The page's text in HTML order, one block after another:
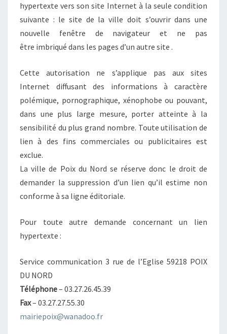
hypertexte vers son site Internet à la seule condition
suivante : le site de la ville doit s’ouvrir dans une
nouvelle fenêtre de navigateur et ne pas
être imbriqué dans les pages d’un autre site .
Cette autorisation ne s’applique pas aux sites
Internet diffusant des informations à caractère
polémique, pornographique, xénophobe ou pouvant,
dans une plus large mesure, porter atteinte à la
sensibilité du plus grand nombre. Toute utilisation de
lien à des fins commerciales ou publicitaires est
exclue.
La ville de Poix du Nord se réserve donc le droit de
demander la suppression d’un lien qu’il estime non
conforme à sa ligne éditoriale.
Pour toute autre demande concernant un lien
hypertexte :
Service communication 3 rue de l’Eglise 59218 POIX
DU NORD
Téléphone– 03.27.26.45.39
Fax– 03.27.27.55.30
mairiepoix@wanadoo.fr